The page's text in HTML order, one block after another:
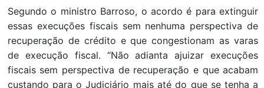
Segundo o ministro Barroso, o acordo é para extinguir
essas execuções fiscais sem nenhuma perspectiva de
recuperação de crédito e que congestionam as varas
de execução fiscal. “Não adianta ajuizar execuções
fiscais sem perspectiva de recuperação e que acabam
custando para o Judiciário mais até do que se tenha a